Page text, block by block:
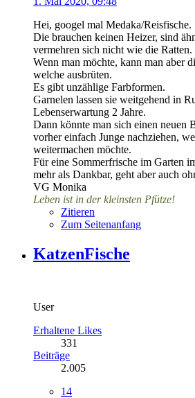
Hei, googel mal Medaka/Reisfische.
Die brauchen keinen Heizer, sind
vermehren sich nicht wie die Ratten.
Wenn man möchte, kann man aber
welche ausbrüten.
Es gibt unzählige Farbformen.
Garnelen lassen sie weitgehend in
Lebenserwartung 2 Jahre.
Dann könnte man sich einen neuen
vorher einfach Junge nachziehen,
weitermachen möchte.
Für eine Sommerfrische im Garten
mehr als Dankbar, geht aber auch
VG Monika
Leben ist in der kleinsten Pfütze!
Zitieren
Zum Seitenanfang
KatzenFische
User
Erhaltene Likes
331
Beiträge
2.005
14